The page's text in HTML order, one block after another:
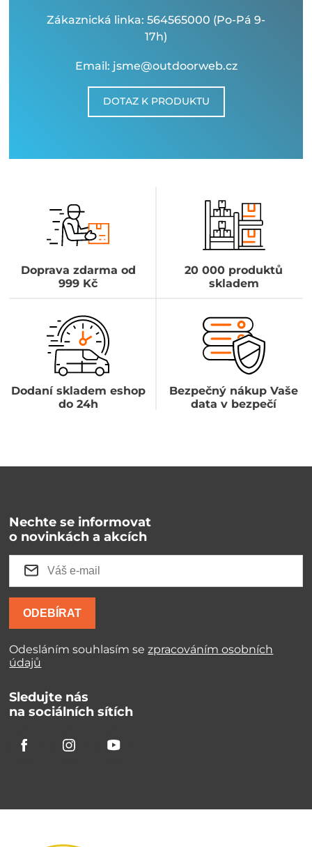
Zákaznická linka: 564565000 (Po-Pá 9-
17h)
Email: jsme@outdoorweb.cz
DOTAZ K PRODUKTU
Doprava zdarma od
999 Kč
20 000 produktů
skladem
Dodaní skladem eshop
do 24h
Bezpečný nákup Vaše
data v bezpečí
Nechte se informovat
o novinkách a akcích
ODEBÍRAT
Odesláním souhlasím sezpracováním osobních
údajů
Sledujte nás
na sociálních sítích